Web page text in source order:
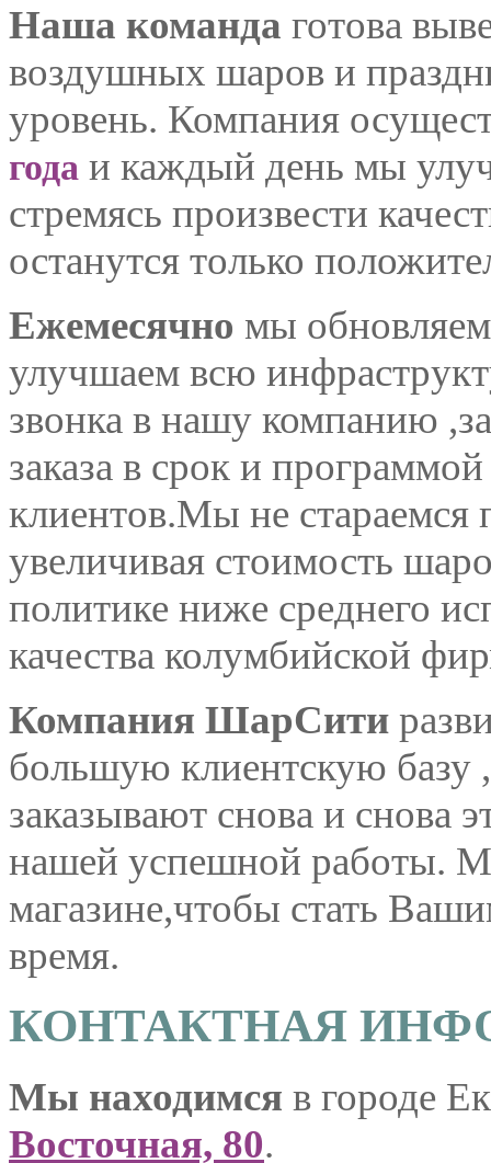
Наша команда готова
воздушных шаров и
уровень. Компания
года и каждый день мы
стремясь произвести
останутся только
Ежемесячно мы
улучшаем всю
звонка в нашу компанию
заказа в срок и
клиентов.Мы не стараемся
увеличивая стоимость
политике ниже среднего
качества колумбийской
Компания ШарСити
большую клиентскую базу
заказывают снова и снова
нашей успешной работы.
магазине,чтобы стать
время.
КОНТАКТНАЯ
Мы находимся в городе
Восточная, 80.